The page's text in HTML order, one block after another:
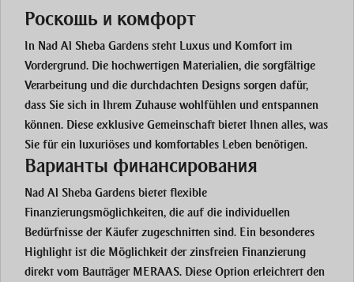
Роскошь и комфорт
In Nad Al Sheba Gardens steht Luxus und Komfort im
Vordergrund. Die hochwertigen Materialien, die sorgfältige
Verarbeitung und die durchdachten Designs sorgen dafür,
dass Sie sich in Ihrem Zuhause wohlfühlen und entspannen
können. Diese exklusive Gemeinschaft bietet Ihnen alles, was
Sie für ein luxuriöses und komfortables Leben benötigen.
Варианты финансирования
Nad Al Sheba Gardens bietet flexible
Finanzierungsmöglichkeiten, die auf die individuellen
Bedürfnisse der Käufer zugeschnitten sind. Ein besonderes
Highlight ist die Möglichkeit der zinsfreien Finanzierung
direkt vom Bauträger MERAAS. Diese Option erleichtert den